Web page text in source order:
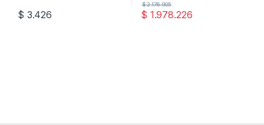
$ 3.426 $ 1.978.226
$2.176.905